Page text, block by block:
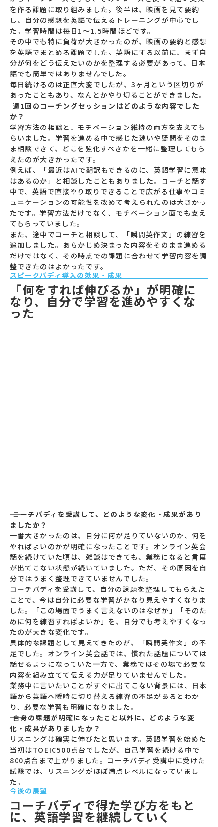
を作る課題に取り組みました。後半は、映画を見て要約
し、自分の感想を英語で伝えるトレーニングが中心でし
た。学習時間は毎日1〜1.5時間ほどです。
その中でも特に負荷が大きかったのが、映画の要約と感想
を英語でまとめる課題でした。英語にする以前に、まず自
分が何をどう伝えたいのかを整理する必要があって、日本
語でも簡単ではありませんでした。
毎日続けるのは正直大変でしたが、3ヶ月という区切りが
あったこともあり、なんとかやり切ることができました。
―― 週1回のコーチングセッションはどのような内容でした
か？
学習方法の相談と、モチベーション維持の両方を支えても
らいました。学習を進める中で感じた迷いや疑問をそのま
ま相談できて、どこを強化すべきかを一緒に整理してもら
えたのが大きかったです。
例えば、「最近はAIで翻訳もできるのに、英語学習に意味
はあるのか」と相談したこともありました。コーチと話す
中で、英語で直接やり取りできることで広がる仕事やコミ
ュニケーションの可能性を改めて考えられたのは大きかっ
たです。学習方法だけでなく、モチベーション面でも支え
てもらっていました。
また、途中でコーチと相談して、「瞬間英作文」の練習を
追加しました。あらかじめ決まった内容をそのまま進める
だけではなく、その時点での課題に合わせて学習内容を調
整できたのはよかったです。
スピークバディ導入の効果・成果
「何をすれば伸びるか」が明確に
なり、自分で学習を進めやすくな
った
―― コーチバディを受講して、どのような変化・成果があり
ましたか？
一番大きかったのは、自分に何が足りていないのか、何を
やればよいのかが明確になったことです。オンライン英会
話を続けていた頃は、雑談はできても、業務になると言葉
が出てこない状態が続いていました。ただ、その原因を自
分ではうまく整理できていませんでした。
コーチバディを受講して、自分の課題を整理してもらえた
ことで、今は自分に必要な学習がかなり見えやすくなりま
した。「この場面でうまく言えないのはなぜか」「そのた
めに何を練習すればよいか」を、自分でも考えやすくなっ
たのが大きな変化です。
具体的な課題として見えてきたのが、「瞬間英作文」の不
足でした。オンライン英会話では、慣れた話題については
話せるようになっていた一方で、業務ではその場で必要な
内容を組み立てて伝える力が足りていませんでした。
業務中に言いたいことがすぐに出てこない背景には、日本
語から英語へ瞬時に切り替える練習の不足があるとわか
り、必要な学習も明確になりました。
―― 自身の課題が明確になったこと以外に、どのような変
化・成果がありましたか？
リスニングは確実に伸びたと思います。英語学習を始めた
当初はTOEIC500点台でしたが、自己学習を続ける中で
800点台まで上がりました。コーチバディ受講中に受けた
試験では、リスニングがほぼ満点レベルになっていまし
た。
今後の展望
コーチバディで得た学び方をもと
に、英語学習を継続していく